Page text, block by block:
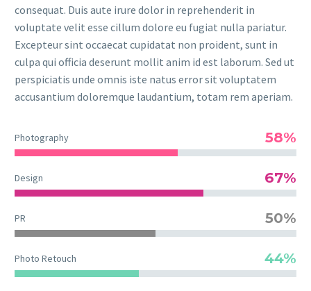
consequat. Duis aute irure dolor in reprehenderit in
voluptate velit esse cillum dolore eu fugiat nulla pariatur.
Excepteur sint occaecat cupidatat non proident, sunt in
culpa qui officia deserunt mollit anim id est laborum. Sed ut
perspiciatis unde omnis iste natus error sit voluptatem
accusantium doloremque laudantium, totam rem aperiam.
Photography 58%
Design 67%
PR 50%
Photo Retouch 44%